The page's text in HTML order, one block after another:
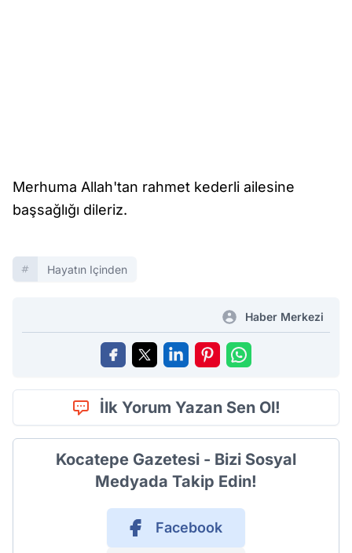
Merhuma Allah'tan rahmet kederli ailesine
başsağlığı dileriz.
Hayatın Içinden
Haber Merkezi
İlk Yorum Yazan Sen Ol!
Kocatepe Gazetesi - Bizi Sosyal
Medyada Takip Edin!
Facebook